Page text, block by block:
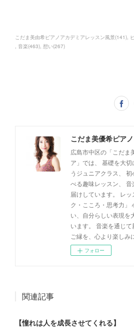
こだま美由希ピアノアカデミアレッスン風景(141)
音楽(463) 想い(267)
広島市中区の「こだま
ア」では、 基礎を大
うジュニアクラス、
べる趣味レッスン、
届けしています。 レ
ク・こころ・思考力」
い、自分らしい表現を
います。 音楽を通じ
ご縁を、心より楽しみ
フォロー
関連記事
【憧れは人を成長させてくれる】